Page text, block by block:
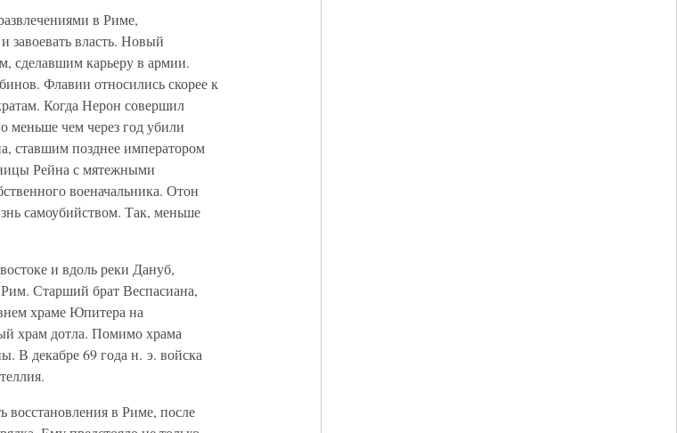
в Риме,
завоевать власть. Новый
сделавшим карьеру в армии.
Флавии относились скорее к
Когда Нерон совершил
меньше чем через год убили
ставшим позднее императором
Рейна с мятежными
военачальника. Отон
самоубийством. Так, меньше
и вдоль реки Дануб,
Старший брат Веспасиана,
храме Юпитера на
храм дотла. Помимо храма
В декабре 69 года н. э. войска
восстановления в Риме, после